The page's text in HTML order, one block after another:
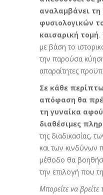
αναλαμβάνει τη
φυσιολογικών
καισαρική τομή.
με βάση το
την παρούσα
απαραίτητες
Σε κάθε
απόφαση θα
τη γυναίκα
διαθέσιμες
της διαδικασίας,
και των κινδύνων
μέθοδο θα
την επιλογή που
Μπορείτε να